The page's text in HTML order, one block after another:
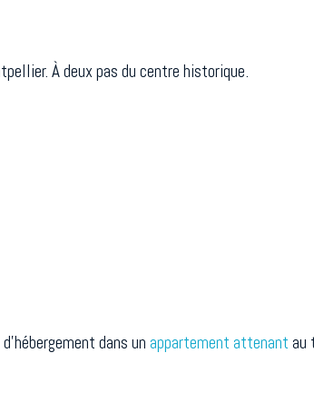
À deux pas du centre historique.
dans un appartement attenant au